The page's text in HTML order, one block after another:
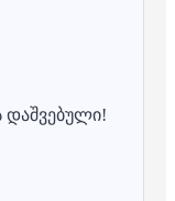
დაშვებული!